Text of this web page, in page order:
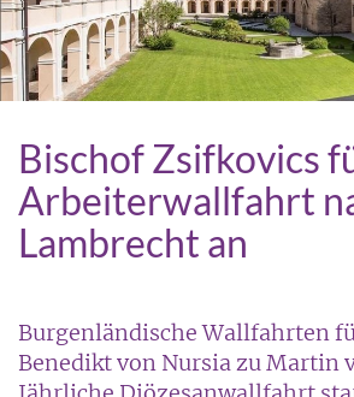
Bischof Zsifkovics
Arbeiterwallfahrt
Lambrecht an
Burgenländische Wallfahrten
Benedikt von Nursia zu Martin